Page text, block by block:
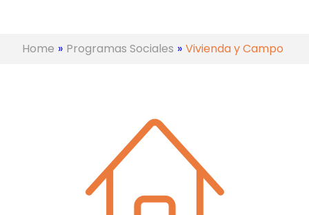
Home » Programas Sociales » Vivienda y Campo